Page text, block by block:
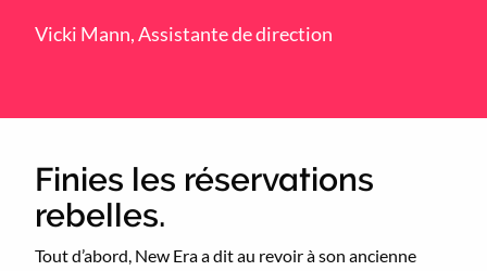
Vicki Mann, Assistante de direction
Finies les réservations
rebelles.
Tout d’abord, New Era a dit au revoir à son ancienne